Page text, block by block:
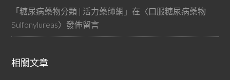
「糖尿病藥物分類 | 活力藥師網 」在〈口服糖尿病藥物
Sulfonylureas〉發佈留言
相關文章